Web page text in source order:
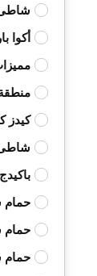
أكوا
كيدز
حمام
حمام
حمام